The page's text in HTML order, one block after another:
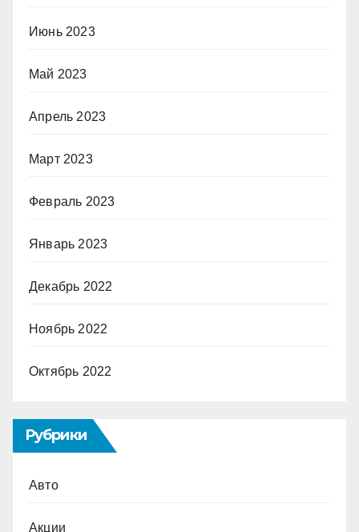
Июнь 2023
Май 2023
Апрель 2023
Март 2023
Февраль 2023
Январь 2023
Декабрь 2022
Ноябрь 2022
Октябрь 2022
Рубрики
Авто
Акции